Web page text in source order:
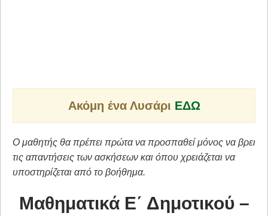
Ακόμη ένα Λυσάρι ΕΔΩ
Ο μαθητής θα πρέπει πρώτα να προσπαθεί μόνος να βρει
τις απαντήσεις των ασκήσεων και όπου χρειάζεται να
υποστηρίζεται από το βοήθημα.
Μαθηματικά Ε΄ Δημοτικού –